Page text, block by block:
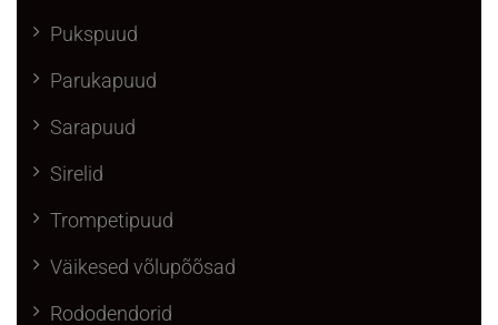
Pukspuud
Parukapuud
Sarapuud
Sirelid
Trompetipuud
Väikesed võlupõõsad
Rododendorid